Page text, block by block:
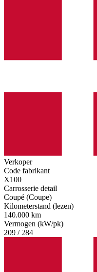
Verkoper
Code fabrikant
X100
Carrosserie detail
Coupé (Coupe)
Kilometerstand (lezen)
140.000 km
Vermogen (kW/pk)
209 / 284